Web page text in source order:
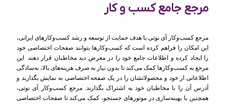
مرجع جامع کسب و کار
مرجع کسب‌وکار آی نوتی با هدف حمایت از توسعه و رشد کسب‌وکارهای ایرانی،
این امکان را فراهم کرده است که کسب‌وکارها بتوانند صفحات اختصاصی خود
را ایجاد کرده و اطلاعات جامع خود را در معرض دید مخاطبان قرار دهند. این
مرجع به کسب‌وکارها کمک می‌کند تا بدون نیاز به صرف هزینه‌های بالا، به‌سادگی
اطلاعاتی از خود و محصولاتشان را در یک صفحه اختصاصی به نمایش بگذارند و
آدرس آن را با مخاطبان خود به اشتراک بگذارند. مرجع کسب‌وکار آی نوتی،
همچنین با بهینه‌سازی در موتورهای جستجو، کمک می‌کند تا صفحات اختصاصی